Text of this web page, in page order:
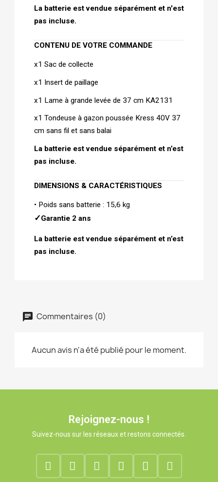
La batterie est vendue séparément et n'est
pas incluse.
CONTENU DE VOTRE COMMANDE
x1 Sac de collecte
x1 Insert de paillage
x1 Lame à grande levée de 37 cm KA2131
x1 Tondeuse à gazon poussée Kress 40V 37
cm sans fil et sans balai
La batterie est vendue séparément et n’est
pas incluse.
DIMENSIONS & CARACTÉRISTIQUES
• Poids sans batterie : 15,6 kg
✓Garantie 2 ans
La batterie est vendue séparément et n’est
pas incluse.
Commentaires (0)
Aucun avis n'a été publié pour le moment.
Rejoignez-nous !
Suivez-nous sur les réseaux et restons connectés.